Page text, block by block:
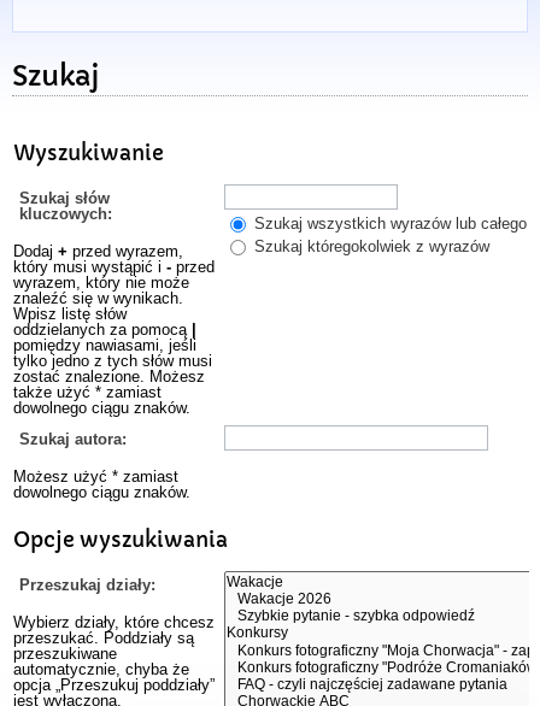
Szukaj
Wyszukiwanie
Szukaj słów
kluczowych:
Dodaj + przed wyrazem,
który musi wystąpić i - przed
wyrazem, który nie może
znaleźć się w wynikach.
Wpisz listę słów
oddzielanych za pomocą
pomiędzy nawiasami, jeśli
tylko jedno z tych słów musi
zostać znalezione. Możesz
także użyć * zamiast
dowolnego ciągu znaków.
Szukaj wszystkich wyrazów lub całego
Szukaj któregokolwiek z wyrazów
Szukaj autora:
Możesz użyć * zamiast
dowolnego ciągu znaków.
Opcje wyszukiwania
Przeszukaj działy:
Wybierz działy, które chcesz
przeszukać. Poddziały są
przeszukiwane
automatycznie, chyba że
opcja „Przeszukuj poddziały”
jest wyłączona.